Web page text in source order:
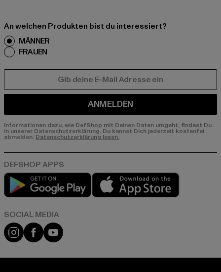
An welchen Produkten bist du interessiert?
MÄNNER
FRAUEN
ANMELDEN
Informationen dazu, wie DefShop mit Deinen Daten umgeht, findest Du
in unserer Datenschutzerklärung. Du kannst Dich jederzeit kostenfei
abmelden. Datenschutzerklärung lesen.
Play market
Instagram
FacebookYouTube